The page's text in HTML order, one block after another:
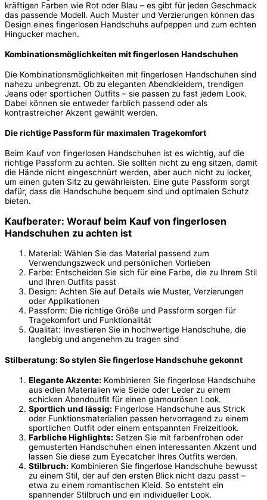
kräftigen Farben wie Rot oder Blau – es gibt für jeden Geschmack
das passende Modell. Auch Muster und Verzierungen können das
Design eines fingerlosen Handschuhs aufpeppen und zum echten
Hingucker machen.
Kombinationsmöglichkeiten mit fingerlosen Handschuhen
Die Kombinationsmöglichkeiten mit fingerlosen Handschuhen sind
nahezu unbegrenzt. Ob zu eleganten Abendkleidern, trendigen
Jeans oder sportlichen Outfits – sie passen zu fast jedem Look.
Dabei können sie entweder farblich passend oder als
kontrastreicher Akzent gewählt werden.
Die richtige Passform für maximalen Tragekomfort
Beim Kauf von fingerlosen Handschuhen ist es wichtig, auf die
richtige Passform zu achten. Sie sollten nicht zu eng sitzen, damit
die Hände nicht eingeschnürt werden, aber auch nicht zu locker,
um einen guten Sitz zu gewährleisten. Eine gute Passform sorgt
dafür, dass die Handschuhe bequem sind und optimalen Schutz
bieten.
Kaufberater: Worauf beim Kauf von fingerlosen
Handschuhen zu achten ist
Material: Wählen Sie das Material passend zum
Verwendungszweck und persönlichen Vorlieben
Farbe: Entscheiden Sie sich für eine Farbe, die zu Ihrem Stil
und Ihren Outfits passt
Design: Achten Sie auf Details wie Muster, Verzierungen
oder Applikationen
Passform: Die richtige Größe und Passform sorgen für
Tragekomfort und Funktionalität
Qualität: Investieren Sie in hochwertige Handschuhe, die
langlebig und angenehm zu tragen sind
Stilberatung: So stylen Sie fingerlose Handschuhe gekonnt
Elegante Akzente: Kombinieren Sie fingerlose Handschuhe
aus edlen Materialien wie Seide oder Leder zu einem
schicken Abendoutfit für einen glamourösen Look.
Sportlich und lässig: Fingerlose Handschuhe aus Strick
oder Funktionsmaterialien passen hervorragend zu einem
sportlichen Outfit oder einem entspannten Freizeitlook.
Farbliche Highlights: Setzen Sie mit farbenfrohen oder
gemusterten Handschuhen einen interessanten Akzent und
lassen Sie diese zum Eyecatcher Ihres Outfits werden.
Stilbruch: Kombinieren Sie fingerlose Handschuhe bewusst
zu einem Stil, der auf den ersten Blick nicht dazu passt –
etwa zu einem romantischen Kleid. So entsteht ein
spannender Stilbruch und ein individueller Look.